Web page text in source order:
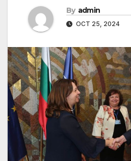
By admin
OCT 25, 2024